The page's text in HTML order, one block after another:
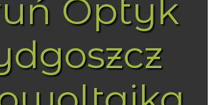
Optyk